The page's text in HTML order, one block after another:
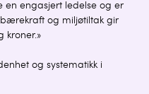
en engasjert ledelse og er
og miljøtiltak gir
kroner.»
og systematikk i